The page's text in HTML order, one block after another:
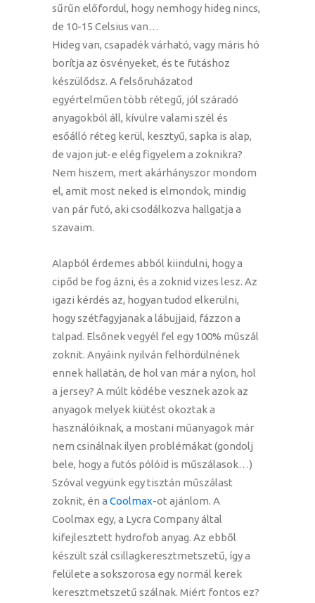
sűrűn előfordul, hogy nemhogy hideg nincs,
de 10-15 Celsius van…
Hideg van, csapadék várható, vagy máris hó
borítja az ösvényeket, és te futáshoz
készülődsz. A felsőruházatod
egyértelműen több rétegű, jól száradó
anyagokból áll, kívülre valami szél és
esőálló réteg kerül, kesztyű, sapka is alap,
de vajon jut-e elég figyelem a zoknikra?
Nem hiszem, mert akárhányszor mondom
el, amit most neked is elmondok, mindig
van pár futó, aki csodálkozva hallgatja a
szavaim.
Alapból érdemes abból kiindulni, hogy a
cipőd be fog ázni, és a zoknid vizes lesz. Az
igazi kérdés az, hogyan tudod elkerülni,
hogy szétfagyjanak a lábujjaid, fázzon a
talpad. Elsőnek vegyél fel egy 100% műszál
zoknit. Anyáink nyilván felhördülnének
ennek hallatán, de hol van már a nylon, hol
a jersey? A múlt ködébe vesznek azok az
anyagok melyek kiütést okoztak a
használóiknak, a mostani műanyagok már
nem csinálnak ilyen problémákat (gondolj
bele, hogy a futós pólóid is műszálasok…)
Szóval vegyünk egy tisztán műszálast
zoknit, én a Coolmax-ot ajánlom. A
Coolmax egy, a Lycra Company által
kifejlesztett hydrofob anyag. Az ebből
készült szál csillagkeresztmetszetű, így a
felülete a sokszorosa egy normál kerek
keresztmetszetű szálnak. Miért fontos ez?